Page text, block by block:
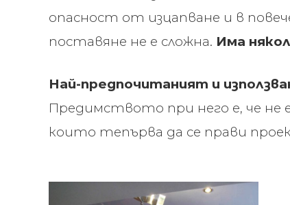
опасност от изцапване и в
поставяне не е сложна. Има
Най-предпочитаният и
Предимството при него е, че не
които тепърва да се прави